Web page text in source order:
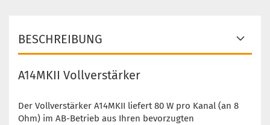
BESCHREIBUNG
A14MKII Vollverstärker
Der Vollverstärker A14MKII liefert 80 W pro Kanal (an 8
Ohm) im AB-Betrieb aus Ihren bevorzugten